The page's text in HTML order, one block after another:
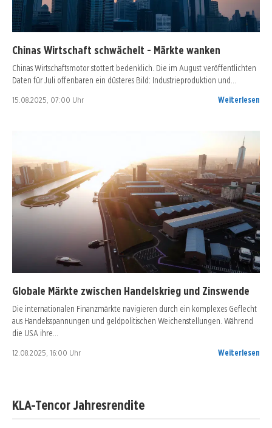
Chinas Wirtschaft schwächelt - Märkte wanken
Chinas Wirtschaftsmotor stottert bedenklich. Die im August veröffentlichten
Daten für Juli offenbaren ein düsteres Bild: Industrieproduktion und…
15.08.2025, 07:00 Uhr Weiterlesen
Globale Märkte zwischen Handelskrieg und Zinswende
Die internationalen Finanzmärkte navigieren durch ein komplexes Geflecht
aus Handelsspannungen und geldpolitischen Weichenstellungen. Während
die USA ihre…
12.08.2025, 16:00 Uhr Weiterlesen
KLA-Tencor Jahresrendite